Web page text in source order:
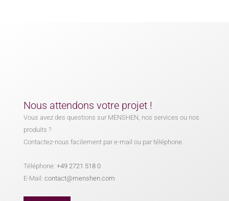
Nous attendons votre projet !
Vous avez des questions sur MENSHEN, nos services ou nos
produits ?
Contactez-nous facilement par e-mail ou par téléphone.
Téléphone:+49 2721 518 0
E-Mail:contact@menshen.com